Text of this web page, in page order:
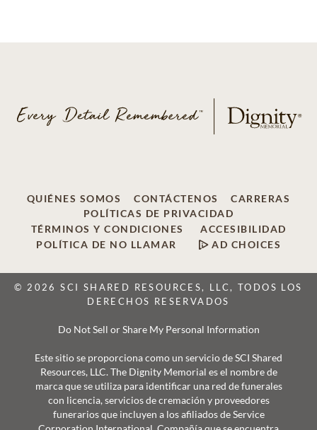
QUIÉNES SOMOS CONTÁCTENOS
CARRERAS
POLÍTICAS DE PRIVACIDAD
TÉRMINOS Y CONDICIONES
ACCESIBILIDAD
POLÍTICA DE NO LLAMAR
AD CHOICES
© 2026 SCI SHARED RESOURCES, LLC, TODOS LOS
DERECHOS RESERVADOS
Do Not Sell or Share My Personal Information
Este sitio se proporciona como un servicio de SCI Shared
Resources, LLC. The Dignity Memorial es el nombre de
marca que se utiliza para identificar una red de funerales
con licencia, servicios de cremación y proveedores
funerarios que incluyen a los afiliados de Service